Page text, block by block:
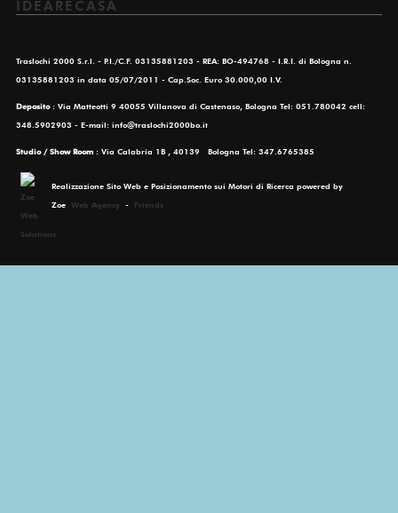
IDEARECASA
Traslochi 2000 S.r.l. - P.I./C.F. 03135881203 - REA: BO-494768 - I.R.I. di Bologna n.
03135881203 in data 05/07/2011 - Cap.Soc. Euro 30.000,00 I.V.
Deposito: Via Matteotti 9 40055 Villanova di Castenaso, Bologna Tel: 051.780042 cell:
348.5902903 - E-mail: info@traslochi2000bo.it
Studio / Show Room: Via Calabria 1B , 40139 Bologna Tel: 347.6765385
Realizzazione Sito Web e Posizionamento sui Motori di Ricerca powered by
Zoe Web Agency Friends